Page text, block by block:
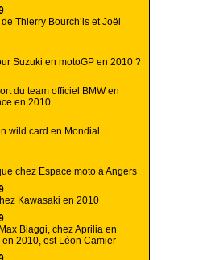
Thierry Bourch’is et Joël
Suzuki en motoGP en 2010 ?
du team officiel BMW en
en 2010
wild card en Mondial
chez Espace moto à Angers
Kawasaki en 2010
Biaggi, chez Aprilia en
2010, est Léon Camier